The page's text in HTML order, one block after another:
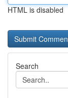
HTML is disabled
Search